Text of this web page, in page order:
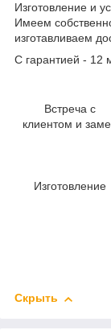
Изготовление и
Имеем
изготавливаем
С гарантией - 12
Встреча с
клиентом и
Изготовление
Скрыть